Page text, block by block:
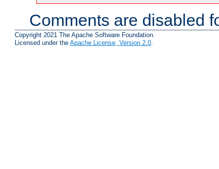
Comments are disabled
Copyright 2021 The Apache Software Foundation.
Licensed under the Apache License, Version 2.0.